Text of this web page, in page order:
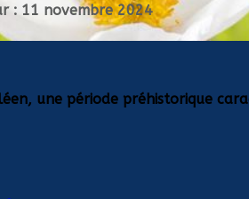
: 11 novembre 2024
une période préhistorique